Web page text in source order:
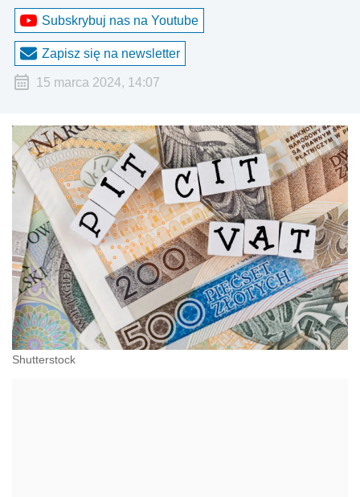
Subskrybuj nas na Youtube
Zapisz się na newsletter
15 marca 2024, 14:07
Shutterstock